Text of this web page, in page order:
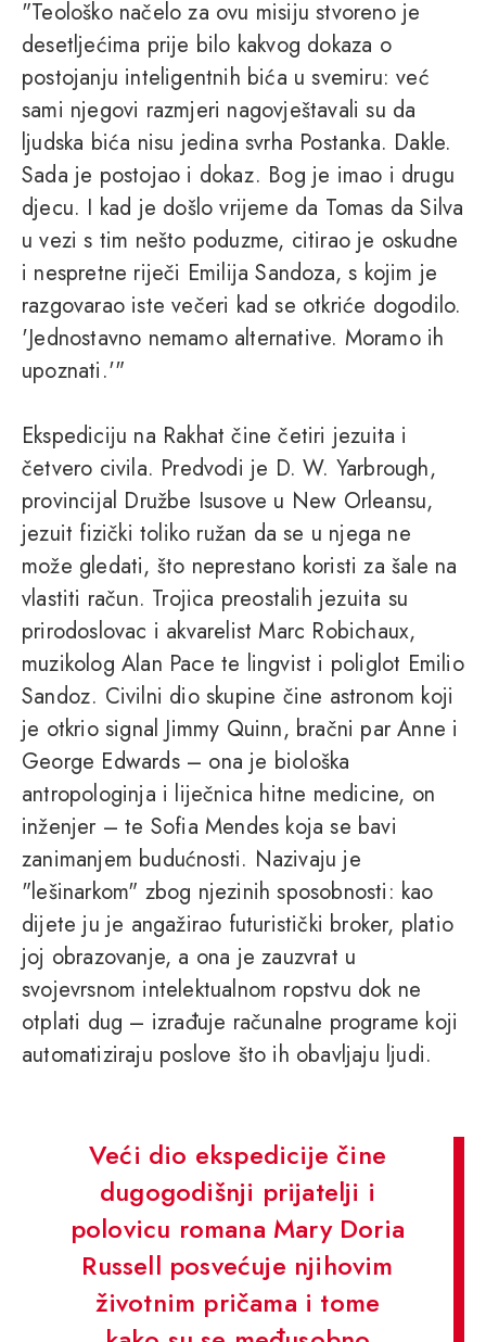
"Teološko načelo za ovu misiju stvoreno je
desetljećima prije bilo kakvog dokaza o
postojanju inteligentnih bića u svemiru: već
sami njegovi razmjeri nagovještavali su da
ljudska bića nisu jedina svrha Postanka. Dakle.
Sada je postojao i dokaz. Bog je imao i drugu
djecu. I kad je došlo vrijeme da Tomas da Silva
u vezi s tim nešto poduzme, citirao je oskudne
i nespretne riječi Emilija Sandoza, s kojim je
razgovarao iste večeri kad se otkriće dogodilo.
'Jednostavno nemamo alternative. Moramo ih
upoznati.'"
Ekspediciju na Rakhat čine četiri jezuita i
četvero civila. Predvodi je D. W. Yarbrough,
provincijal Družbe Isusove u New Orleansu,
jezuit fizički toliko ružan da se u njega ne
može gledati, što neprestano koristi za šale na
vlastiti račun. Trojica preostalih jezuita su
prirodoslovac i akvarelist Marc Robichaux,
muzikolog Alan Pace te lingvist i poliglot Emilio
Sandoz. Civilni dio skupine čine astronom koji
je otkrio signal Jimmy Quinn, bračni par Anne i
George Edwards – ona je biološka
antropologinja i liječnica hitne medicine, on
inženjer – te Sofia Mendes koja se bavi
zanimanjem budućnosti. Nazivaju je
"lešinarkom" zbog njezinih sposobnosti: kao
dijete ju je angažirao futuristički broker, platio
joj obrazovanje, a ona je zauzvrat u
svojevrsnom intelektualnom ropstvu dok ne
otplati dug – izrađuje računalne programe koji
automatiziraju poslove što ih obavljaju ljudi.
Veći dio ekspedicije čine
dugogodišnji prijatelji i
polovicu romana Mary Doria
Russell posvećuje njihovim
životnim pričama i tome